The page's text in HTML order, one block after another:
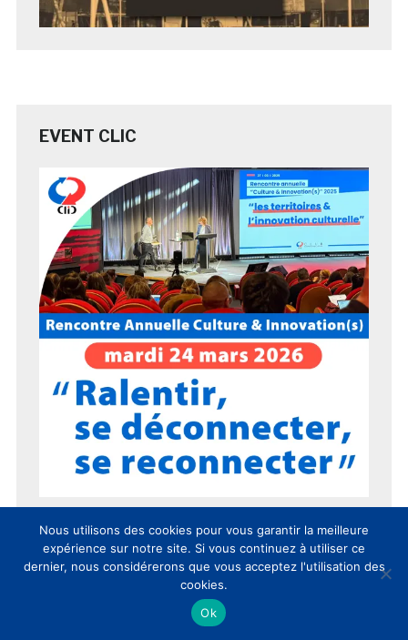
EVENT CLIC
15 ans du CLIC en 15 chiffres !
Nous utilisons des cookies pour vous garantir la meilleure
expérience sur notre site. Si vous continuez à utiliser ce
dernier, nous considérerons que vous acceptez l'utilisation des
cookies.
Ok